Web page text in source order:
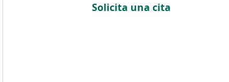
Solicita una cita